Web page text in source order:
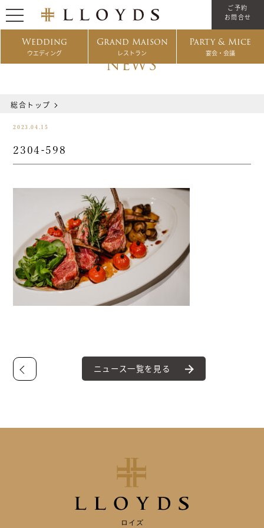
Wedding
ウエディング
Grand Maison
レストラン
Party & Mice
宴会・会議
ご予約
お問合せ
NEWS
総合トップ
2023.04.15
2304-598
ニュース一覧を見る
ロイズ